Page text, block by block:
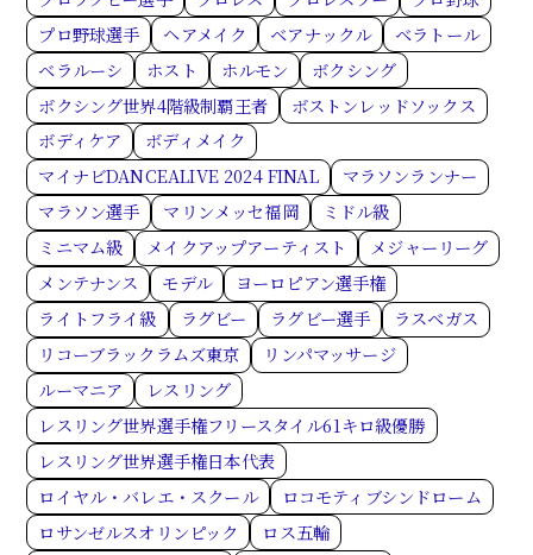
プロ野球選手
ヘアメイク ベアナックル
ベラトール
ベラルーシ
ホスト ホルモン
ボクシング
ボクシング世界4階級制覇王者
ボストンレッドソックス
ボディケア
ボディメイク
マイナビDANCEALIVE 2024 FINAL
マラソンランナー
マラソン選手
マリンメッセ福岡
ミドル級
ミニマム級
メイクアップアーティスト
メジャーリーグ
メンテナンス
モデル
ヨーロピアン選手権
ライトフライ級
ラグビー ラグビー選手
ラスベガス
リコーブラックラムズ東京
リンパマッサージ
ルーマニア
レスリング
レスリング世界選手権フリースタイル61キロ級優勝
レスリング世界選手権日本代表
ロイヤル・バレエ・スクール
ロコモティブシンドローム
ロサンゼルスオリンピック
ロス五輪